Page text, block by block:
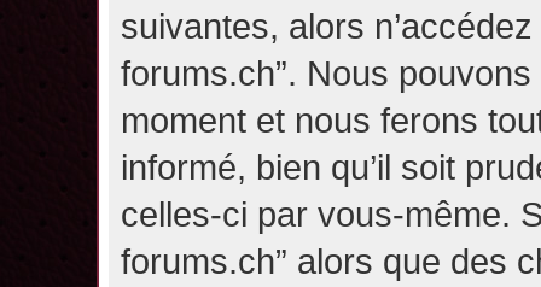
suivantes, alors
forums.ch”. Nous
moment et nous ferons
informé, bien qu’il soit
celles-ci par vous-même.
forums.ch” alors que des